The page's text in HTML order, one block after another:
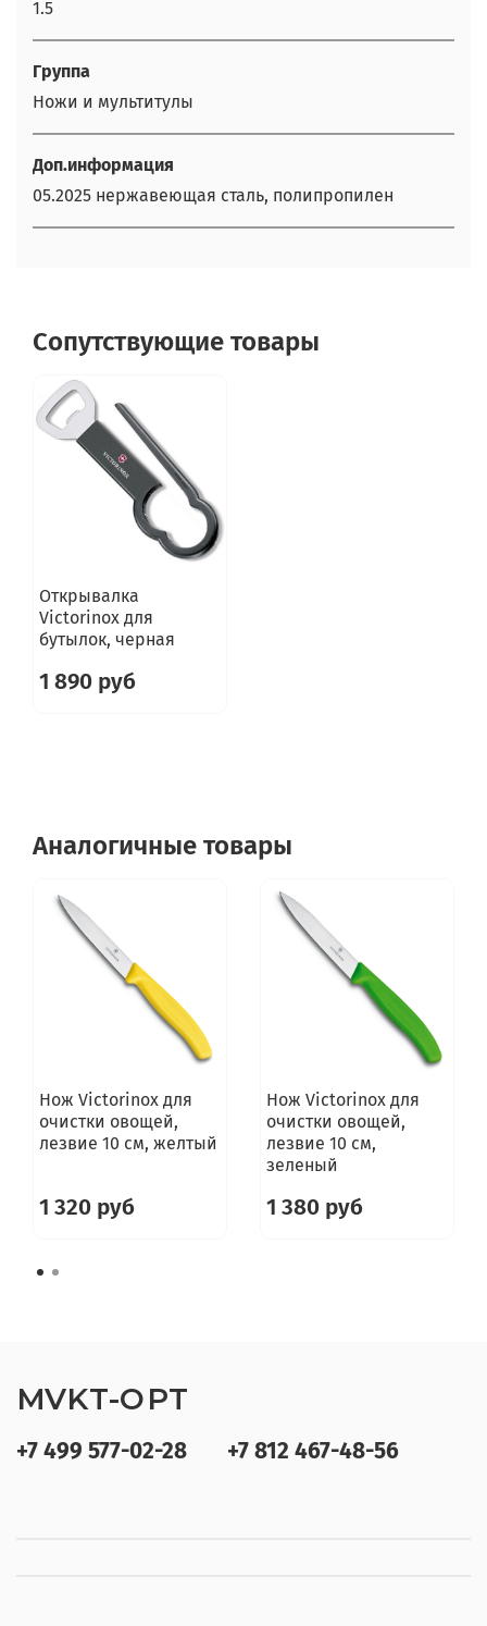
1.5
Группа
Ножи и мультитулы
Доп.информация
05.2025 нержавеющая сталь, полипропилен
Сопутствующие товары
Открывалка
Victorinox для
бутылок, черная
1 890 руб
Аналогичные товары
Нож Victorinox для
очистки овощей,
лезвие 10 см, желтый
1 320 руб
Нож Victorinox для
очистки овощей,
лезвие 10 см,
зеленый
1 380 руб
+7 499 577-02-28 +7 812 467-48-56
MVKT-OPT